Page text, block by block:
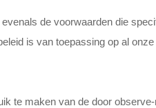
de voorwaarden die
is van toepassing op al
te maken van de door